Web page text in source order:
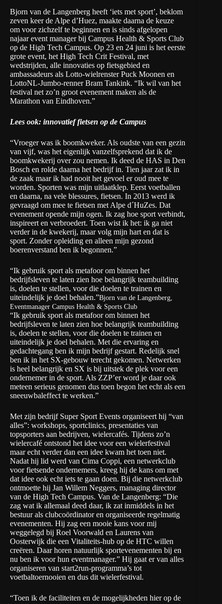
Bjorn van de Langenberg heeft ‘iets met sport’, beklom
zeven keer de Alpe d’Huez, maakte daarna de keuze
om voor zichzelf te beginnen en is sinds afgelopen
najaar event manager bij Campus Health & Sports Club
op de High Tech Campus. Op 23 en 24 juni is het eerste
grote event, het High Tech Crit Festival, met
wedstrijden, alle innovaties op fietsgebied en
ambassadeurs als Lotto-wielrenster Puck Moonen en
LottoNL-Jumbo-renner Bram Tankink. “Ik wil van het
festival net zo’n groot evenement maken als de
Marathon van Eindhoven.”
Lees ook: innovatief fietsen op de Campus
“Vroeger was ik boomkweker. Als oudste van een gezin
van vijf, was het eigenlijk vanzelfsprekend dat ik de
boomkwekerij over zou nemen. Ik deed de HAS in Den
Bosch en rolde daarna het bedrijf in. Tien jaar zat ik in
de zaak maar ik had nooit het gevoel er oud mee te
worden. Sporten was mijn uitlaatklep. Eerst voetballen
en daarna, na vele blessures, fietsen. In 2013 werd ik
gevraagd om mee te fietsen met Alpe d´HuZes. Dat
evenement opende mijn ogen. Ik zag hoe sport verbindt,
inspireert en verbroedert. Toen wist ik het: ik ga niet
verder in de kwekerij, maar volg mijn hart en dat is
sport. Zonder opleiding en alleen mijn gezond
boerenverstand ben ik begonnen.”
“Ik gebruik sport als metafoor om binnen het
bedrijfsleven te laten zien hoe belangrijk teambuilding
is, doelen te stellen, voor die doelen te trainen en
uiteindelijk je doel behalen.”Bjorn van de Langenberg,
Eventmanager Campus Health & Sports Club
“Ik gebruik sport als metafoor om binnen het
bedrijfsleven te laten zien hoe belangrijk teambuilding
is, doelen te stellen, voor die doelen te trainen en
uiteindelijk je doel behalen. Met die ervaring en
gedachtegang ben ik mijn bedrijf gestart. Redelijk snel
ben ik in het SX-gebouw terecht gekomen. Netwerken
is heel belangrijk en SX is bij uitstek de plek voor een
ondernemer in de sport. Als ZZP’er word je daar ook
meteen serieus genomen dus toen begon het echt als een
sneeuwbaleffect te werken.”
Met zijn bedrijf Super Sport Events organiseert hij “van
alles”: workshops, sportclinics, presentaties van
topsporters aan bedrijven, wielercafés. Tijdens zo’n
wielercafé ontstond het idee voor een wielerfestival
maar echt verder dan een idee kwam het toen niet.
Nadat hij lid werd van Cima Coppi, een netwerkclub
voor fietsende ondernemers, kreeg hij de kans om met
dat idee ook echt iets te gaan doen. Bij die netwerkclub
ontmoette hij Jan Willem Neggers, managing director
van de High Tech Campus. Van de Langenberg: “Die
zag wat ik allemaal deed daar, ik zat inmiddels in het
bestuur als clubcoördinator en organiseerde regelmatig
evenementen. Hij zag een mooie kans voor mij
weggelegd bij Roel Voorwald en Laurens van
Oosterwijk die een Vitaliteits-hub op de HTC willen
creëren. Daar horen natuurlijk sportevenementen bij en
nu ben ik voor hun eventmanager.” Hij gaat er van alles
organiseren van start2run-programma’s tot
voetbaltoernooien en dus dit wielerfestival.
“Toen ik de faciliteiten en de mogelijkheden hier op de